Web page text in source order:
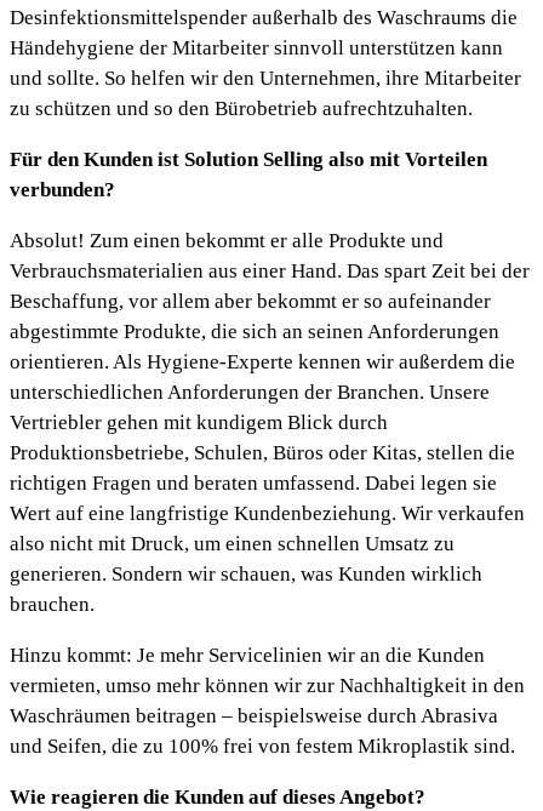
Desinfektionsmittelspender außerhalb des Waschraums die
Händehygiene der Mitarbeiter sinnvoll unterstützen kann
und sollte. So helfen wir den Unternehmen, ihre Mitarbeiter
zu schützen und so den Bürobetrieb aufrechtzuhalten.
Für den Kunden ist Solution Selling also mit Vorteilen
verbunden?
Absolut! Zum einen bekommt er alle Produkte und
Verbrauchsmaterialien aus einer Hand. Das spart Zeit bei der
Beschaffung, vor allem aber bekommt er so aufeinander
abgestimmte Produkte, die sich an seinen Anforderungen
orientieren. Als Hygiene-Experte kennen wir außerdem die
unterschiedlichen Anforderungen der Branchen. Unsere
Vertriebler gehen mit kundigem Blick durch
Produktionsbetriebe, Schulen, Büros oder Kitas, stellen die
richtigen Fragen und beraten umfassend. Dabei legen sie
Wert auf eine langfristige Kundenbeziehung. Wir verkaufen
also nicht mit Druck, um einen schnellen Umsatz zu
generieren. Sondern wir schauen, was Kunden wirklich
brauchen.
Hinzu kommt: Je mehr Servicelinien wir an die Kunden
vermieten, umso mehr können wir zur Nachhaltigkeit in den
Waschräumen beitragen – beispielsweise durch Abrasiva
und Seifen, die zu 100% frei von festem Mikroplastik sind.
Wie reagieren die Kunden auf dieses Angebot?